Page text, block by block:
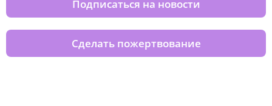
Подписаться на новости
Сделать пожертвование